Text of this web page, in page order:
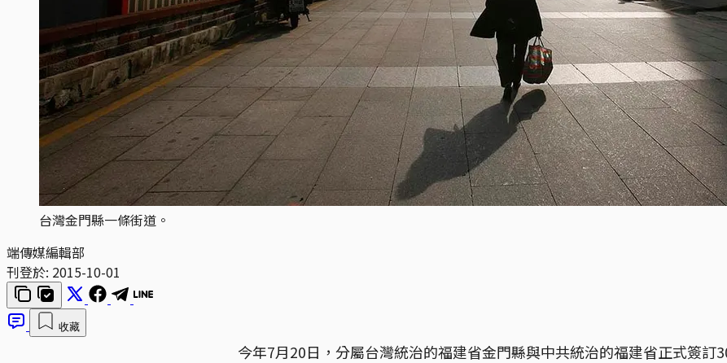
台灣金門縣一條街道。
端傳媒編輯部
刊登於: 2015-10-01
收藏
今年7月20日，分屬台灣統治的福建省金門縣與中共統治的福建省正式簽訂